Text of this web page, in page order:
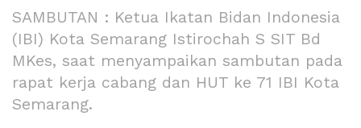
SAMBUTAN : Ketua Ikatan Bidan Indonesia
(IBI) Kota Semarang Istirochah S SIT Bd
MKes, saat menyampaikan sambutan pada
rapat kerja cabang dan HUT ke 71 IBI Kota
Semarang.